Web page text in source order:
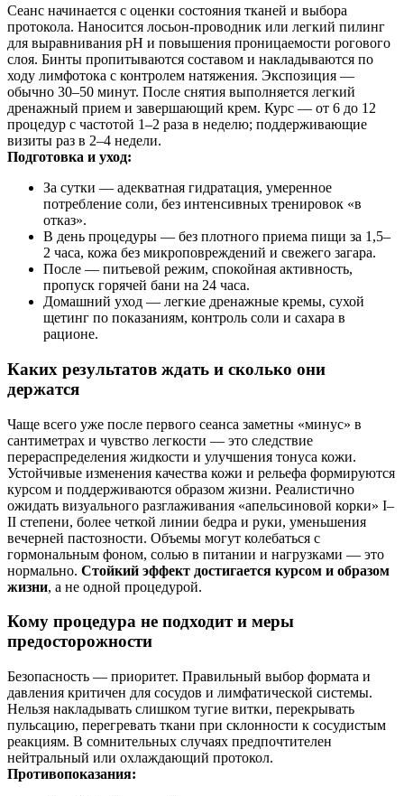
Сеанс начинается с оценки состояния тканей и выбора
протокола. Наносится лосьон-проводник или легкий пилинг
для выравнивания рН и повышения проницаемости рогового
слоя. Бинты пропитываются составом и накладываются по
ходу лимфотока с контролем натяжения. Экспозиция —
обычно 30–50 минут. После снятия выполняется легкий
дренажный прием и завершающий крем. Курс — от 6 до 12
процедур с частотой 1–2 раза в неделю; поддерживающие
визиты раз в 2–4 недели.
Подготовка и уход:
За сутки — адекватная гидратация, умеренное
потребление соли, без интенсивных тренировок «в
отказ».
В день процедуры — без плотного приема пищи за 1,5–
2 часа, кожа без микроповреждений и свежего загара.
После — питьевой режим, спокойная активность,
пропуск горячей бани на 24 часа.
Домашний уход — легкие дренажные кремы, сухой
щетинг по показаниям, контроль соли и сахара в
рационе.
Каких результатов ждать и сколько они
держатся
Чаще всего уже после первого сеанса заметны «минус» в
сантиметрах и чувство легкости — это следствие
перераспределения жидкости и улучшения тонуса кожи.
Устойчивые изменения качества кожи и рельефа формируются
курсом и поддерживаются образом жизни. Реалистично
ожидать визуального разглаживания «апельсиновой корки» I–
II степени, более четкой линии бедра и руки, уменьшения
вечерней пастозности. Объемы могут колебаться с
гормональным фоном, солью в питании и нагрузками — это
нормально. Стойкий эффект достигается курсом и образом
жизни, а не одной процедурой.
Кому процедура не подходит и меры
предосторожности
Безопасность — приоритет. Правильный выбор формата и
давления критичен для сосудов и лимфатической системы.
Нельзя накладывать слишком тугие витки, перекрывать
пульсацию, перегревать ткани при склонности к сосудистым
реакциям. В сомнительных случаях предпочтителен
нейтральный или охлаждающий протокол.
Противопоказания: